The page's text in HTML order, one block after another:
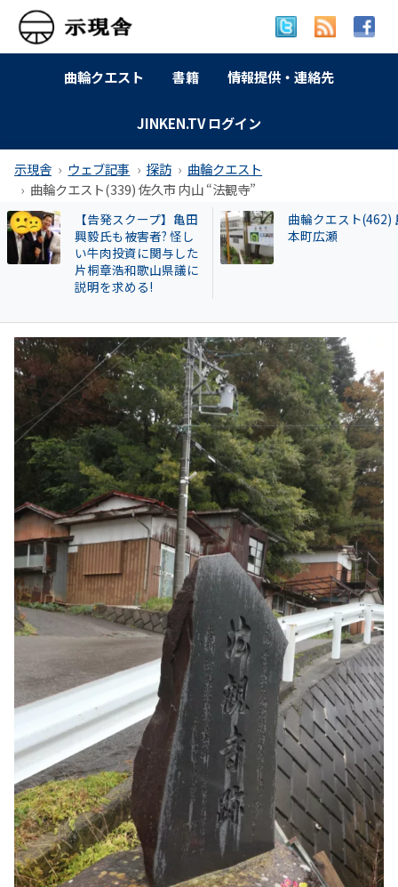
曲輪クエスト 書籍 情報提供・連絡先
JINKEN.TV ログイン
示現舎 ウェブ記事 探訪
曲輪クエスト
曲輪クエスト(339) 佐久市 内山 “法観寺”
曲輪クエスト(462) 島
本町広瀬
【和牛投資トラブ
和歌山県議を信奉